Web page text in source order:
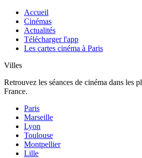
Accueil
Cinémas
Actualités
Télécharger l'app
Les cartes cinéma à Paris
Villes
Retrouvez les séances de cinéma dans les
France.
Paris
Marseille
Lyon
Toulouse
Montpellier
Lille